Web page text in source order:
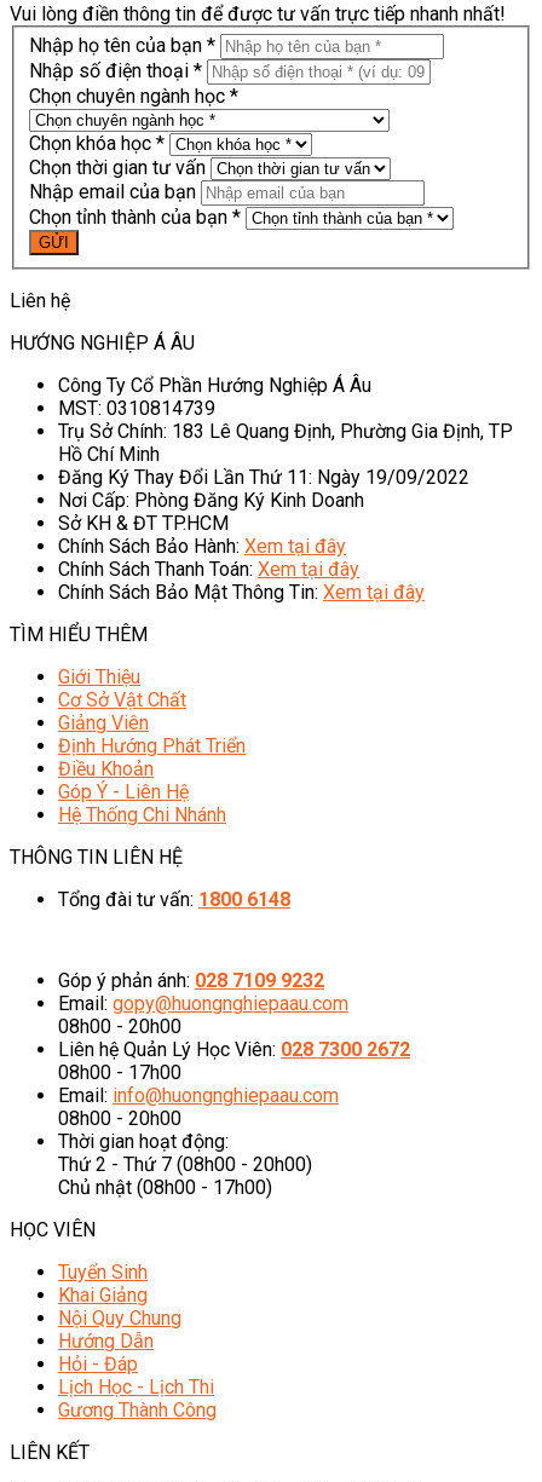
Vui lòng điền thông tin để được tư vấn trực tiếp nhanh nhất!
Nhập họ tên của bạn *
Nhập số điện thoại *
Chọn chuyên ngành học *
Chọn khóa học *
Chọn thời gian tư vấn
Nhập email của bạn
Chọn tỉnh thành của bạn *
Liên hệ
HƯỚNG NGHIỆP Á ÂU
Công Ty Cổ Phần Hướng Nghiệp Á Âu
MST: 0310814739
Trụ Sở Chính: 183 Lê Quang Định, Phường Gia Định, TP
Hồ Chí Minh
Đăng Ký Thay Đổi Lần Thứ 11: Ngày 19/09/2022
Nơi Cấp: Phòng Đăng Ký Kinh Doanh
Sở KH & ĐT TP.HCM
Chính Sách Bảo Hành: Xem tại đây
Chính Sách Thanh Toán: Xem tại đây
Chính Sách Bảo Mật Thông Tin: Xem tại đây
TÌM HIỂU THÊM
Giới Thiệu
Cơ Sở Vật Chất
Giảng Viên
Định Hướng Phát Triển
Điều Khoản
Góp Ý - Liên Hệ
Hệ Thống Chi Nhánh
THÔNG TIN LIÊN HỆ
Tổng đài tư vấn: 1800 6148
Góp ý phản ánh: 028 7109 9232
Email: gopy@huongnghiepaau.com
08h00 - 20h00
Liên hệ Quản Lý Học Viên: 028 7300 2672
08h00 - 17h00
Email: info@huongnghiepaau.com
08h00 - 20h00
Thời gian hoạt động:
Thứ 2 - Thứ 7 (08h00 - 20h00)
Chủ nhật (08h00 - 17h00)
HỌC VIÊN
Tuyển Sinh
Khai Giảng
Nội Quy Chung
Hướng Dẫn
Hỏi - Đáp
Lịch Học - Lịch Thi
Gương Thành Công
LIÊN KẾT